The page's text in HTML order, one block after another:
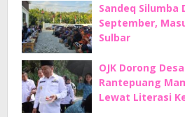
Sandeq Silumba
September,
Sulbar
OJK Dorong
Rantepuang
Lewat Literasi